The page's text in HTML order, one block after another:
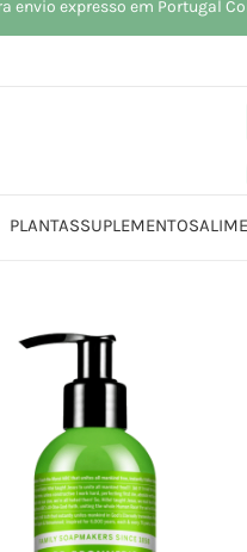
PLANTASSUPLEMENTOS
envio expresso em Portugal